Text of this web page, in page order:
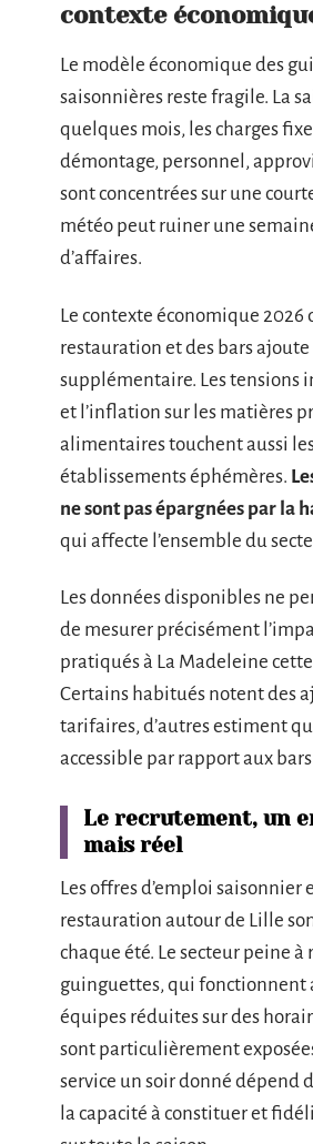
contexte
Le modèle économique des
saisonnières reste fragile. La
quelques mois, les charges
démontage, personnel,
sont concentrées sur une
météo peut ruiner une
d’affaires.
Le contexte économique 2026
restauration et des bars
supplémentaire. Les tensions
et l’inflation sur les matières
alimentaires touchent aussi
établissements éphémères.
ne sont pas épargnées par la
qui affecte l’ensemble du
Les données disponibles ne
de mesurer précisément
pratiqués à La Madeleine
Certains habitués notent des
tarifaires, d’autres estiment
accessible par rapport aux
Le recrutement, un
mais réel
Les offres d’emploi saisonnier
restauration autour de Lille
chaque été. Le secteur peine à
guinguettes, qui fonctionnent
équipes réduites sur des
sont particulièrement
service un soir donné dépend
la capacité à constituer et